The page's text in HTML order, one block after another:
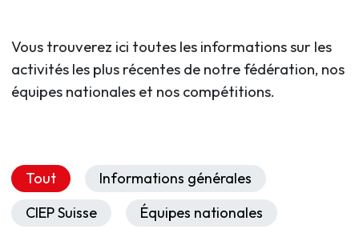
Vous trouverez ici toutes les informations sur les
activités les plus récentes de notre fédération, nos
équipes nationales et nos compétitions.
Tout
Informations générales
CIEP Suisse
Équipes nationales